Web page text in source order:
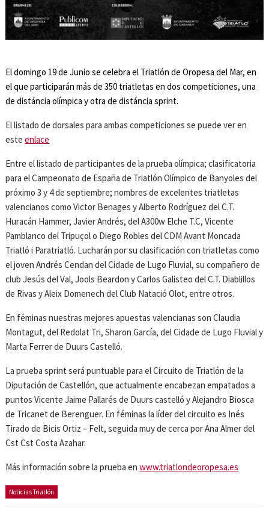
El domingo 19 de Junio se celebra el Triatlón de Oropesa del Mar, en
el que participarán más de 350 triatletas en dos competiciones, una
de distáncia olímpica y otra de distáncia sprint.
El listado de dorsales para ambas competiciones se puede ver en
esteenlace
Entre el listado de participantes de la prueba olímpica; clasificatoria
para el Campeonato de España de Triatlón Olímpico de Banyoles del
próximo 3 y 4 de septiembre; nombres de excelentes triatletas
valencianos como Victor Benages y Alberto Rodríguez del C.T.
Huracán Hammer, Javier Andrés, del A300w Elche T.C, Vicente
Pamblanco del Tripuçol o Diego Robles del CDM Avant Moncada
Triatló i Paratriatló. Lucharán por su clasificación con triatletas como
el joven Andrés Cendan del Cidade de Lugo Fluvial, su compañero de
club Jesús del Val, Jools Beardon y Carlos Galisteo del C.T. Diablillos
de Rivas y Aleix Domenech del Club Natació Olot, entre otros.
En féminas nuestras mejores apuestas valencianas son Claudia
Montagut, del Redolat Tri, Sharon García, del Cidade de Lugo Fluvial y
Marta Ferrer de Duurs Castelló.
La prueba sprint será puntuable para el Circuito de Triatlón de la
Diputación de Castellón, que actualmente encabezan empatados a
puntos Vicente Jaime Pallarés de Duurs castelló y Alejandro Biosca
de Tricanet de Berenguer. En féminas la líder del circuito es Inés
Tirado de Bicis Ortiz – Felt, seguida muy de cerca por Ana Almer del
Cst Cst Costa Azahar.
Más información sobre la prueba enwww.triatlondeoropesa.es
Noticias Triatlón